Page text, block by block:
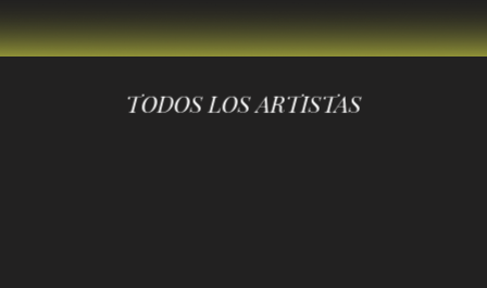
TODOS LOS ARTISTAS